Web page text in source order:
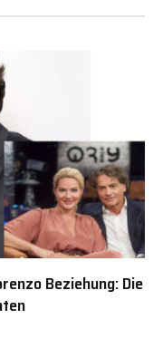
Beziehung: Die